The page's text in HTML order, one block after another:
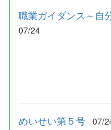
職業ガイダンス～自
07/24
めいせい第５号 07/